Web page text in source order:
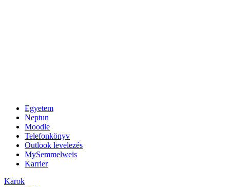
Egyetem
Neptun
Moodle
Telefonkönyv
Outlook levelezés
MySemmelweis
Karrier
Karok